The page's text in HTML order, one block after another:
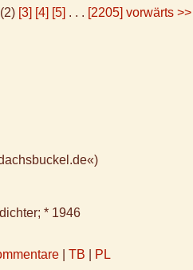
(2) [3] [4] [5] . . . [2205] vorwärts >>
* 1946
TB PL